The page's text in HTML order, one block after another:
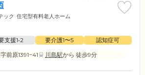
ック 住宅型有料老人ホーム
支援1•2 要介護1〜5
認知症可
前原1391−41
川島駅から 徒歩9分